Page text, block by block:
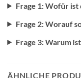
Frage 1: Wofür
Frage 2: Worauf
Frage 3: Warum
ÄHNLICHE